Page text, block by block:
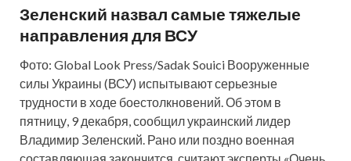
Зеленский назвал самые тяжелые
направления для ВСУ
Фото: Global Look Press/Sadak Souici Вооруженные
силы Украины (ВСУ) испытывают серьезные
трудности в ходе боестолкновений. Об этом в
пятницу, 9 декабря, сообщил украинский лидер
Владимир Зеленский. Рано или поздно военная